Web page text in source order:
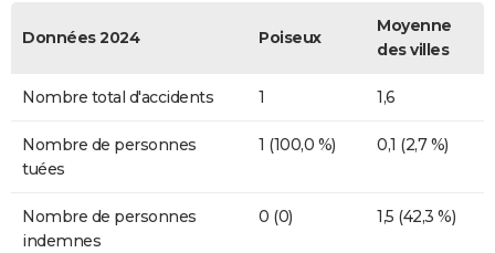
Données 2024 Poiseux
Moyenne
des villes
Nombre total d'accidents 1 1,6
Nombre de personnes
tuées
1 (100,0 %) 0,1 (2,7 %)
Nombre de personnes
indemnes
0 (0) 1,5 (42,3 %)